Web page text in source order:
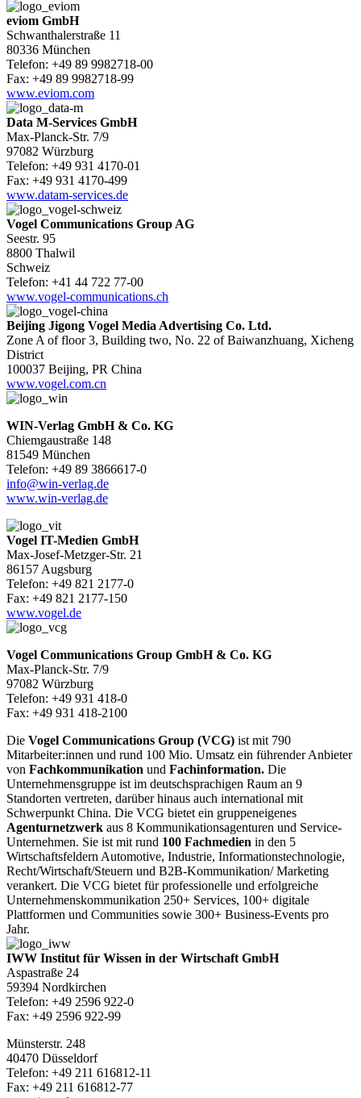
eviom GmbH
Schwanthalerstraße 11
80336 München
Telefon: +49 89 9982718-00
Fax: +49 89 9982718-99
www.eviom.com
Data M-Services GmbH
Max-Planck-Str. 7/9
97082 Würzburg
Telefon: +49 931 4170-01
Fax: +49 931 4170-499
www.datam-services.de
Vogel Communications Group AG
Seestr. 95
8800 Thalwil
Schweiz
Telefon: +41 44 722 77-00
www.vogel-communications.ch
Beijing Jigong Vogel Media Advertising Co. Ltd.
Zone A of floor 3, Building two, No. 22 of Baiwanzhuang, Xicheng
District
100037 Beijing, PR China
www.vogel.com.cn
WIN-Verlag GmbH & Co. KG
Chiemgaustraße 148
81549 München
Telefon: +49 89 3866617-0
info@win-verlag.de
www.win-verlag.de
Vogel IT-Medien GmbH
Max-Josef-Metzger-Str. 21
86157 Augsburg
Telefon: +49 821 2177-0
Fax: +49 821 2177-150
www.vogel.de
Vogel Communications Group GmbH & Co. KG
Max-Planck-Str. 7/9
97082 Würzburg
Telefon: +49 931 418-0
Fax: +49 931 418-2100
Die Vogel Communications Group (VCG) ist mit 790
Mitarbeiter:innen und rund 100 Mio. Umsatz ein führender Anbieter
von Fachkommunikation und Fachinformation. Die
Unternehmensgruppe ist im deutschsprachigen Raum an 9
Standorten vertreten, darüber hinaus auch international mit
Schwerpunkt China. Die VCG bietet ein gruppeneigenes
Agenturnetzwerk aus 8 Kommunikationsagenturen und Service-
Unternehmen. Sie ist mit rund 100 Fachmedien in den 5
Wirtschaftsfeldern Automotive, Industrie, Informationstechnologie,
Recht/Wirtschaft/Steuern und B2B-Kommunikation/ Marketing
verankert. Die VCG bietet für professionelle und erfolgreiche
Unternehmenskommunikation 250+ Services, 100+ digitale
Plattformen und Communities sowie 300+ Business-Events pro
Jahr.
IWW Institut für Wissen in der Wirtschaft GmbH
Aspastraße 24
59394 Nordkirchen
Telefon: +49 2596 922-0
Fax: +49 2596 922-99
Münsterstr. 248
40470 Düsseldorf
Telefon: +49 211 616812-11
Fax: +49 211 616812-77